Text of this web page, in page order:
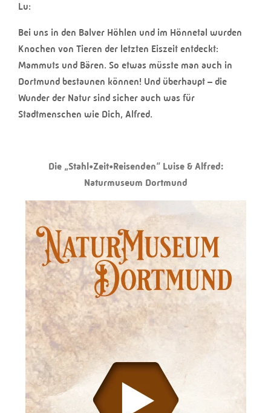
Lu:
Bei uns in den Balver Höhlen und im Hönnetal wurden
Knochen von Tieren der letzten Eiszeit entdeckt:
Mammuts und Bären. So etwas müsste man auch in
Dortmund bestaunen können! Und überhaupt – die
Wunder der Natur sind sicher auch was für
Stadtmenschen wie Dich, Alfred.
Die „Stahl•Zeit•Reisenden“ Luise & Alfred:
Naturmuseum Dortmund